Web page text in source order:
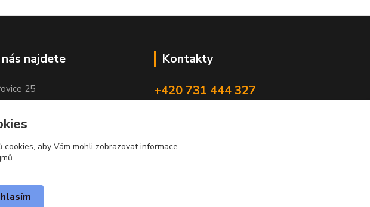
najdete
25
Kontakty
+420 731 444 327
cookies, aby Vám mohli zobrazovat informace